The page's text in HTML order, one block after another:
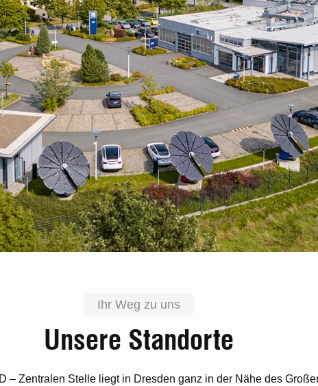
Ihr Weg zu uns
Unsere Standorte
– Zentralen Stelle liegt in Dresden ganz in der Nähe des